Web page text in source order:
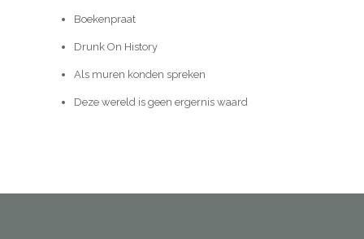
Boekenpraat
Drunk On History
Als muren konden spreken
Deze wereld is geen ergernis waard